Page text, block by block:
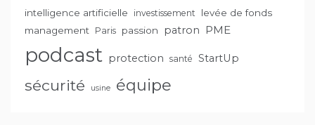
intelligence artificielle investissement
levée de fonds
management
Paris passion patron PME
podcast protection santé StartUp
sécurité usine équipe